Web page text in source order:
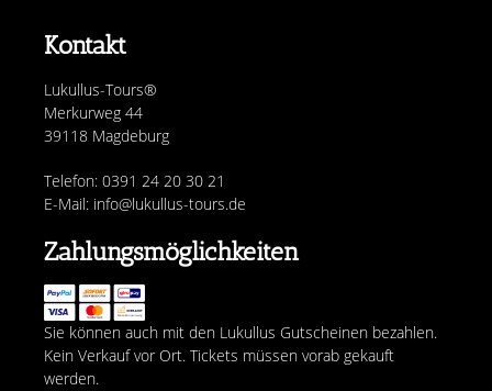
Kontakt
Lukullus-Tours®
Merkurweg 44
39118 Magdeburg
Telefon: 0391 24 20 30 21
E-Mail: info@lukullus-tours.de
Zahlungsmöglichkeiten
Sie können auch mit den Lukullus Gutscheinen bezahlen.
Kein Verkauf vor Ort. Tickets müssen vorab gekauft
werden.